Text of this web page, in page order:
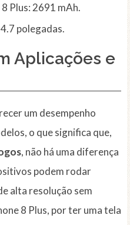
Plus: 2691 mAh.
polegadas.
Aplicações e
um desempenho
o que significa que,
, não há uma diferença
podem rodar
alta resolução sem
8 Plus, por ter uma tela